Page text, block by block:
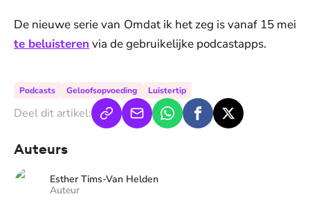
De nieuwe serie van Omdat ik het zeg is vanaf 15 mei
te beluisteren via de gebruikelijke podcastapps.
Podcasts Geloofsopvoeding Luistertip
Deel dit artikel:
Auteurs
Esther Tims-Van Helden
Auteur